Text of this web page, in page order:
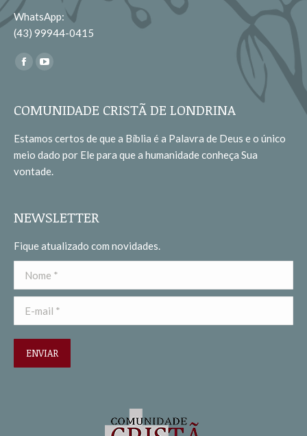
WhatsApp:
(43) 99944-0415
Encontre-nos em:
Facebook
opens
new
window
opens
new
window
COMUNIDADE CRISTÃ DE LONDRINA
Estamos certos de que a Bíblia é a Palavra de Deus e o único
meio dado por Ele para que a humanidade conheça Sua
vontade.
NEWSLETTER
Fique atualizado com novidades.
Nome *
E-mail *
ENVIAR